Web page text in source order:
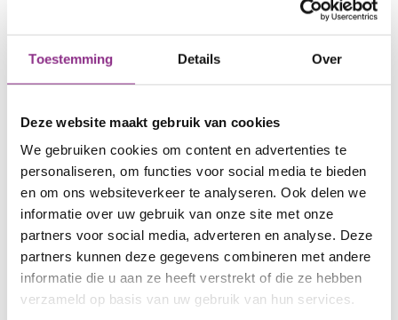
Toestemming Details Over
Deze website maakt gebruik van cookies
We gebruiken cookies om content en advertenties te
personaliseren, om functies voor social media te bieden
en om ons websiteverkeer te analyseren. Ook delen we
informatie over uw gebruik van onze site met onze
partners voor social media, adverteren en analyse. Deze
partners kunnen deze gegevens combineren met andere
informatie die u aan ze heeft verstrekt of die ze hebben
verzameld op basis van uw gebruik van hun services.
overbelast en kan je tuin veranderen in een
zwembad. Daar kun je iets aan doen! Door
planten en bomen in je tuin te hebben, creëer je
natuurlijke sponsen: zij nemen regenwater op en
Regenwater opvangen
Regentonnen, wadi’s (een verlaagd deel van je
tuin) of infiltratiekratten maken slim gebruik van
hemelwater. Een regenton levert honderden
liters gratis water om planten te besproeien,
perfect in droge periodes. Wadi’s en
infiltratiekratten slaan overtollig water op onder